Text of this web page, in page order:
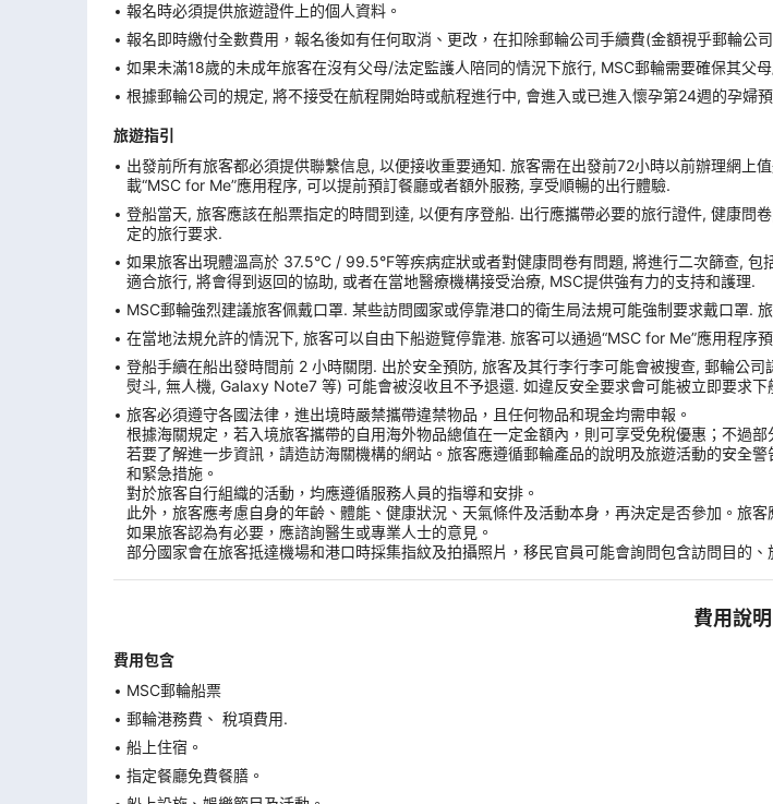
報名時必須提供旅遊證件上的個人資料。
報名即時繳付全數費用，報名後如有任何取消、更改，在扣除郵輪公司手續費(金額視乎郵輪公
如果未滿18歲的未成年旅客在沒有父母/法定監護人陪同的情況下旅行, MSC郵輪需要確保其父
根據郵輪公司的規定, 將不接受在航程開始時或航程進行中, 會進入或已進入懷孕第24週的孕婦
旅遊指引
出發前所有旅客都必須提供聯繫信息, 以便接收重要通知. 旅客需在出發前72小時以前辦理網
載“MSC for Me”應用程序, 可以提前預訂餐廳或者額外服務, 享受順暢的出行體驗.
登船當天, 旅客應該在船票指定的時間到達, 以便有序登船. 出行應攜帶必要的旅行證件, 健康
定的旅行要求.
如果旅客出現體溫高於 37.5°C / 99.5°F等疾病症狀或者對健康問卷有問題, 將進行二次篩查,
適合旅行, 將會得到返回的協助, 或者在當地醫療機構接受治療, MSC提供強有力的支持和護理.
MSC郵輪強烈建議旅客佩戴口罩. 某些訪問國家或停靠港口的衛生局法規可能強制要求戴口罩.
在當地法規允許的情況下, 旅客可以自由下船遊覽停靠港. 旅客可以通過“MSC for Me”應用程序
登船手續在船出發時間前 2 小時關閉. 出於安全預防, 旅客及其行李行李可能會被搜查, 郵輪公
熨斗, 無人機, Galaxy Note7 等) 可能會被沒收且不予退還. 如違反安全要求會可能被立即要求下
旅客必須遵守各國法律，進出境時嚴禁攜帶違禁物品，且任何物品和現金均需申報。
根據海關規定，若入境旅客攜帶的自用海外物品總值在一定金額內，則可享受免稅優惠；不過部
若要了解進一步資訊，請造訪海關機構的網站。旅客應遵循郵輪產品的說明及旅遊活動的安全
和緊急措施。
對於旅客自行組織的活動，均應遵循服務人員的指導和安排。
此外，旅客應考慮自身的年齡、體能、健康狀況、天氣條件及活動本身，再決定是否參加。旅客
如果旅客認為有必要，應諮詢醫生或專業人士的意見。
部分國家會在旅客抵達機場和港口時採集指紋及拍攝照片，移民官員可能會詢問包含訪問目的
費用說明
費用包含
MSC郵輪船票
郵輪港務費、 稅項費用.
船上住宿。
指定餐廳免費餐膳。